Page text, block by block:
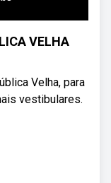
VELHA
Velha, para
vestibulares.